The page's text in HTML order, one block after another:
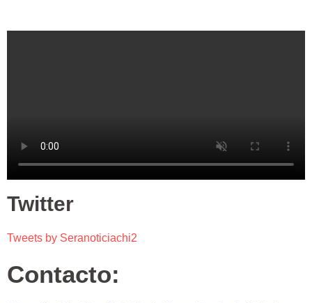
Twitter
Tweets by Seranoticiachi2
Contacto: